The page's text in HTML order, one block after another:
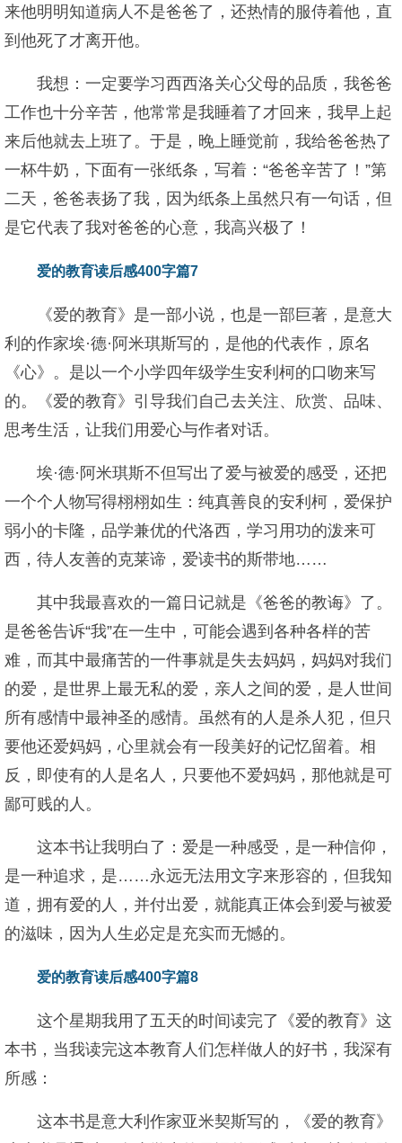
来他明明知道病人不是爸爸了，还热情的服侍着他，直
到他死了才离开他。
我想：一定要学习西西洛关心父母的品质，我爸爸
工作也十分辛苦，他常常是我睡着了才回来，我早上起
来后他就去上班了。于是，晚上睡觉前，我给爸爸热了
一杯牛奶，下面有一张纸条，写着：“爸爸辛苦了！”第
二天，爸爸表扬了我，因为纸条上虽然只有一句话，但
是它代表了我对爸爸的心意，我高兴极了！
爱的教育读后感400字篇7
《爱的教育》是一部小说，也是一部巨著，是意大
利的作家埃·德·阿米琪斯写的，是他的代表作，原名
《心》。是以一个小学四年级学生安利柯的口吻来写
的。《爱的教育》引导我们自己去关注、欣赏、品味、
思考生活，让我们用爱心与作者对话。
埃·德·阿米琪斯不但写出了爱与被爱的感受，还把
一个个人物写得栩栩如生：纯真善良的安利柯，爱保护
弱小的卡隆，品学兼优的代洛西，学习用功的泼来可
西，待人友善的克莱谛，爱读书的斯带地……
其中我最喜欢的一篇日记就是《爸爸的教诲》了。
是爸爸告诉“我”在一生中，可能会遇到各种各样的苦
难，而其中最痛苦的一件事就是失去妈妈，妈妈对我们
的爱，是世界上最无私的爱，亲人之间的爱，是人世间
所有感情中最神圣的感情。虽然有的人是杀人犯，但只
要他还爱妈妈，心里就会有一段美好的记忆留着。相
反，即使有的人是名人，只要他不爱妈妈，那他就是可
鄙可贱的人。
这本书让我明白了：爱是一种感受，是一种信仰，
是一种追求，是……永远无法用文字来形容的，但我知
道，拥有爱的人，并付出爱，就能真正体会到爱与被爱
的滋味，因为人生必定是充实而无憾的。
爱的教育读后感400字篇8
这个星期我用了五天的时间读完了《爱的教育》这
本书，当我读完这本教育人们怎样做人的好书，我深有
所感：
这本书是意大利作家亚米契斯写的，《爱的教育》